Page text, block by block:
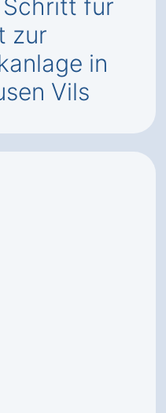
Schritt für
zur
in
Vils